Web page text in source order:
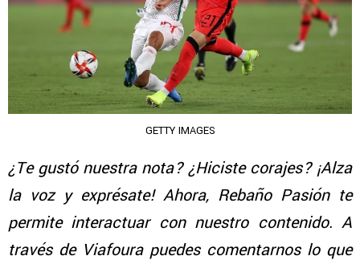
GETTY IMAGES
¿Te gustó nuestra nota? ¿Hiciste corajes? ¡Alza
la voz y exprésate! Ahora, Rebaño Pasión te
permite interactuar con nuestro contenido. A
través de Viafoura puedes comentarnos lo que